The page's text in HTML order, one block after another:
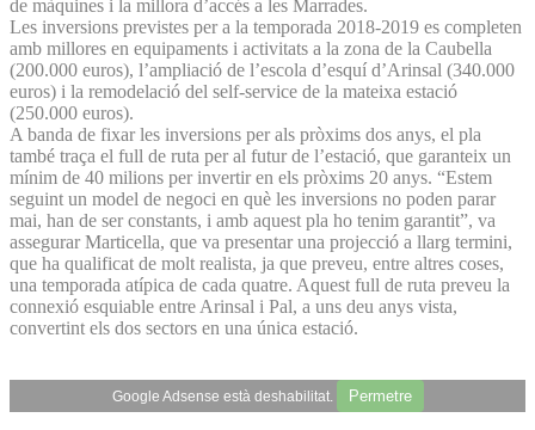
de màquines i la millora d’accés a les Marrades.
Les inversions previstes per a la temporada 2018-2019 es completen
amb millores en equipaments i activitats a la zona de la Caubella
(200.000 euros), l’ampliació de l’escola d’esquí d’Arinsal (340.000
euros) i la remodelació del self-service de la mateixa estació
(250.000 euros).
A banda de fixar les inversions per als pròxims dos anys, el pla
també traça el full de ruta per al futur de l’estació, que garanteix un
mínim de 40 milions per invertir en els pròxims 20 anys. “Estem
seguint un model de negoci en què les inversions no poden parar
mai, han de ser constants, i amb aquest pla ho tenim garantit”, va
assegurar Marticella, que va presentar una projecció a llarg termini,
que ha qualificat de molt realista, ja que preveu, entre altres coses,
una temporada atípica de cada quatre. Aquest full de ruta preveu la
connexió esquiable entre Arinsal i Pal, a uns deu anys vista,
convertint els dos sectors en una única estació.
Google Adsense està deshabilitat. Permetre